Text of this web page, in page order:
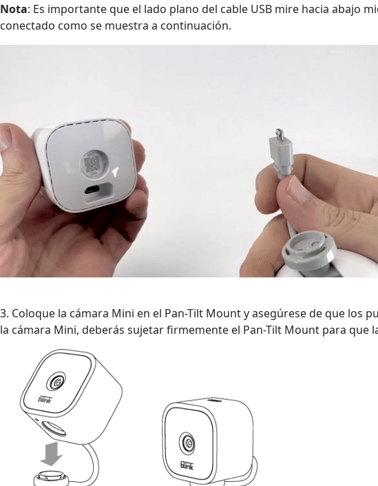
Nota: Es importante que el lado plano del cable USB mire hacia abajo
conectado como se muestra a continuación.
3. Coloque la cámara Mini en el Pan-Tilt Mount y asegúrese de que los
la cámara Mini, deberás sujetar firmemente el Pan-Tilt Mount para que